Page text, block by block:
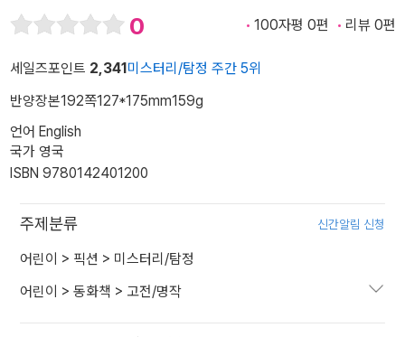
0 100자평 0편 리뷰 0편
세일즈포인트 2,341 미스터리/탐정 주간 5위
반양장본192쪽127*175mm159g
언어 English
국가 영국
ISBN 9780142401200
주제분류 신간알림 신청
어린이 > 픽션 > 미스터리/탐정
어린이 > 동화책 > 고전/명작